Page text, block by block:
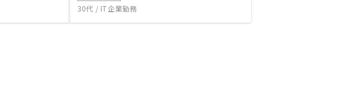
30代 / IT企業勤務